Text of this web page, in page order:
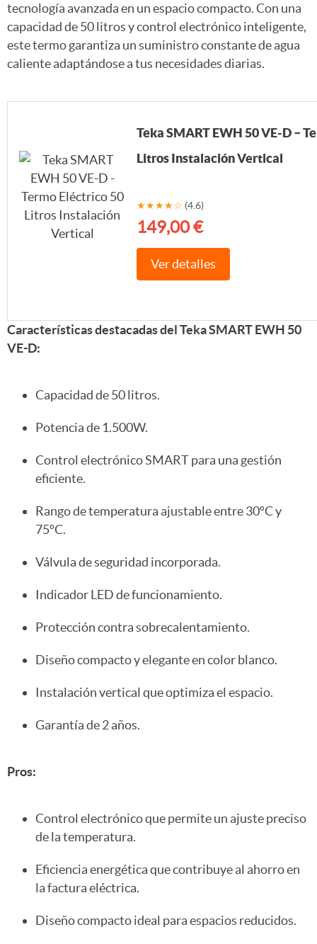
tecnología avanzada en un espacio compacto. Con una
capacidad de 50 litros y control electrónico inteligente,
este termo garantiza un suministro constante de agua
caliente adaptándose a tus necesidades diarias.
Teka SMART EWH 50 VE-D –
Litros Instalación Vertical
★★★★☆ (4.6)
149,00 €
Ver detalles
Características destacadas del Teka SMART EWH 50
VE-D:
Capacidad de 50 litros.
Potencia de 1.500W.
Control electrónico SMART para una gestión
eficiente.
Rango de temperatura ajustable entre 30ºC y
75ºC.
Válvula de seguridad incorporada.
Indicador LED de funcionamiento.
Protección contra sobrecalentamiento.
Diseño compacto y elegante en color blanco.
Instalación vertical que optimiza el espacio.
Garantía de 2 años.
Pros:
Control electrónico que permite un ajuste preciso
de la temperatura.
Eficiencia energética que contribuye al ahorro en
la factura eléctrica.
Diseño compacto ideal para espacios reducidos.